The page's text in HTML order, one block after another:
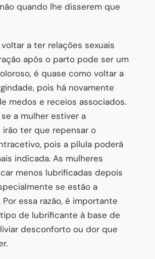
quando lhe disserem que
a ter relações sexuais
após o parto pode ser um
é quase como voltar a
pois há novamente
medos e receios associados.
a mulher estiver a
irão ter que repensar o
pois a pílula poderá
indicada. As mulheres
menos lubrificadas depois
se estão a
Por essa razão, é importante
de lubrificante à base de
desconforto ou dor que